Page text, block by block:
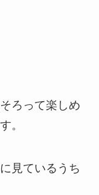
ろって楽しめ
。
見ているうち